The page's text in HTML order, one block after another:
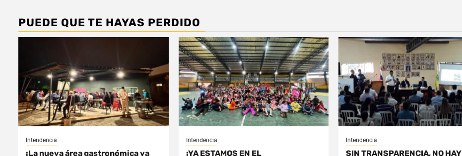
PUEDE QUE TE HAYAS PERDIDO
Intendencia
¡La nueva área gastronómica ya
Intendencia
¡YA ESTAMOS EN EL
Intendencia
SIN TRANSPARENCIA, NO HAY